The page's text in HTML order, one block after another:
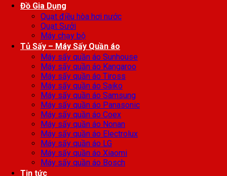
Đồ Gia Dụng
Quạt điều hòa hơi nước
Quạt Sưởi
Máy chạy bộ
Tủ Sấy – Máy Sấy Quần áo
Máy sấy quần áo Sunhouse
Máy sấy quần áo Kangaroo
Máy sấy quần áo Tiross
Máy sấy quần áo Saiko
Máy sấy quần áo Samsung
Máy sấy quần áo Panasonic
Máy sấy quần áo Coex
Máy sấy quần áo Nonan
Máy sấy quần áo Electrolux
Máy sấy quần áo LG
Máy sấy quần áo Xiaomi
Máy sấy quần áo Bosch
Tin tức